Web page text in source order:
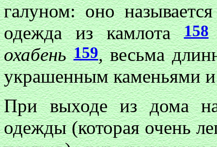
галуном: оно
одежда из камлота
158
охабень159,весьма
украшенным каменьями
При выходе из дома
одежды (которая очень